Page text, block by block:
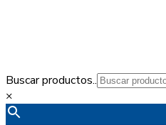
Buscar productos..
×